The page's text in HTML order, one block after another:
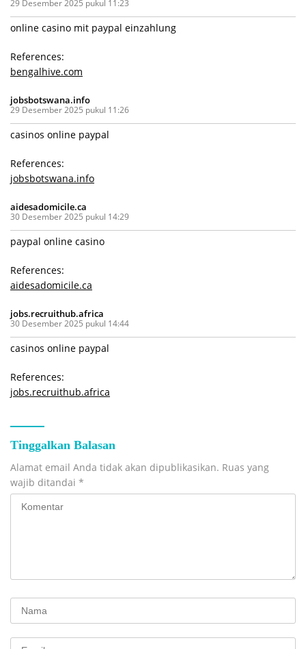
29 Desember 2025 pukul 11:23
online casino mit paypal einzahlung
References:
bengalhive.com
jobsbotswana.info
29 Desember 2025 pukul 11:26
casinos online paypal
References:
jobsbotswana.info
aidesadomicile.ca
30 Desember 2025 pukul 14:29
paypal online casino
References:
aidesadomicile.ca
jobs.recruithub.africa
30 Desember 2025 pukul 14:44
casinos online paypal
References:
jobs.recruithub.africa
Tinggalkan Balasan
Alamat email Anda tidak akan dipublikasikan. Ruas yang
wajib ditandai *